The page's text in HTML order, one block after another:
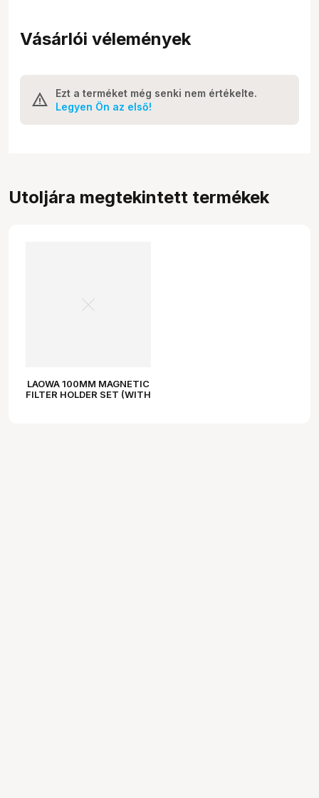
Vásárlói vélemények
Ezt a terméket még senki nem értékelte.
Legyen Ön az első!
Utoljára megtekintett termékek
LAOWA 100MM MAGNETIC
FILTER HOLDER SET (WITH